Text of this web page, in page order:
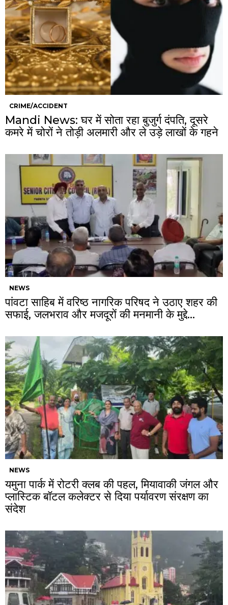
CRIME/ACCIDENT
Mandi News: घर में सोता रहा बुजुर्ग दंपति, दूसरे
कमरे में चोरों ने तोड़ी अलमारी और ले उड़े लाखों के गहने
NEWS
पांवटा साहिब में वरिष्ठ नागरिक परिषद ने उठाए शहर की
सफाई, जलभराव और मजदूरों की मनमानी के मुद्दे…
NEWS
यमुना पार्क में रोटरी क्लब की पहल, मियावाकी जंगल और
प्लास्टिक बॉटल कलेक्टर से दिया पर्यावरण संरक्षण का
संदेश